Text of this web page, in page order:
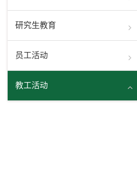
研究生教育
员工活动
教工活动